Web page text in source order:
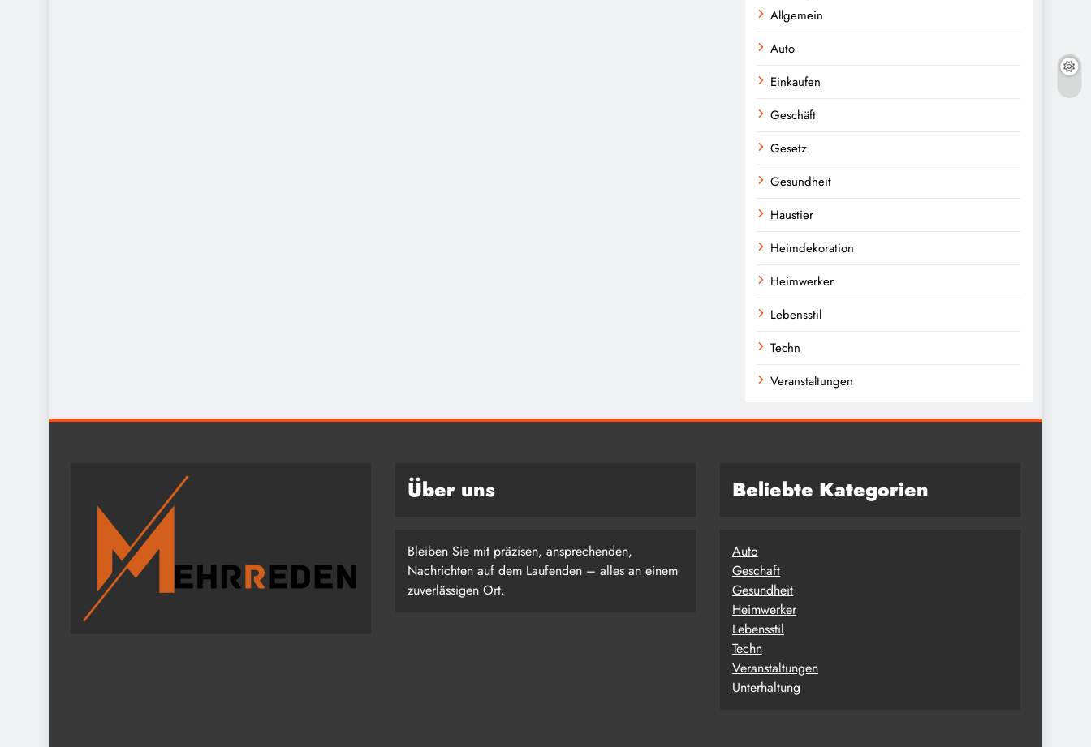
Allgemein
Auto
Einkaufen
Geschäft
Gesetz
Gesundheit
Haustier
Heimdekoration
Heimwerker
Lebensstil
Techn
Veranstaltungen
Über uns
Bleiben Sie mit präzisen, ansprechenden,
Nachrichten auf dem Laufenden – alles an einem
zuverlässigen Ort.
Beliebte Kategorien
Auto
Geschaft
Gesundheit
Heimwerker
Lebensstil
Techn
Veranstaltungen
Unterhaltung